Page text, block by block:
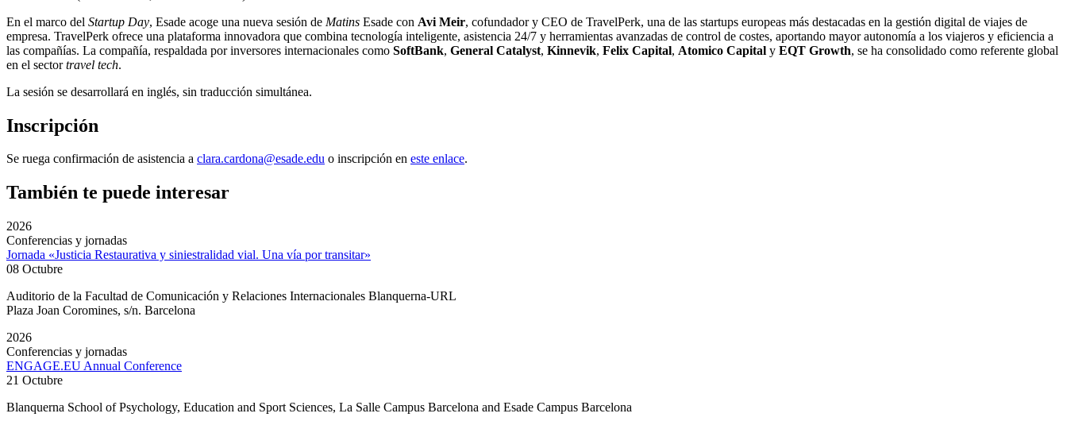
En el marco del Startup Day, Esade acoge una nueva sesión de Matins Esade con Avi Meir, cofundador y CEO de TravelPerk, una de las startups europeas más destacadas en la gestión digital de viajes de
empresa. TravelPerk ofrece una plataforma innovadora que combina tecnología inteligente, asistencia 24/7 y herramientas avanzadas de control de costes, aportando mayor autonomía a los viajeros y eficiencia a
las compañías. La compañía, respaldada por inversores internacionales como SoftBank, General Catalyst, Kinnevik, Felix Capital, Atomico Capital y EQT Growth, se ha consolidado como referente global
en el sectortravel tech.
La sesión se desarrollará en inglés, sin traducción simultánea.
Inscripción
Se ruega confirmación de asistencia a clara.cardona@esade.edu o inscripción en este enlace.
También te puede interesar
2026
Conferencias y jornadas
Jornada «Justicia Restaurativa y siniestralidad vial. Una vía por transitar»
08 Octubre
Auditorio de la Facultad de Comunicación y Relaciones Internacionales Blanquerna-URL
Plaza Joan Coromines, s/n. Barcelona
2026
Conferencias y jornadas
ENGAGE.EU Annual Conference
21 Octubre
Blanquerna School of Psychology, Education and Sport Sciences, La Salle Campus Barcelona and Esade Campus Barcelona